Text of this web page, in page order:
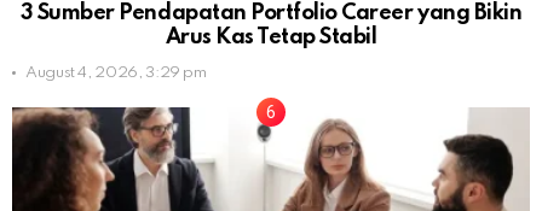
3 Sumber Pendapatan Portfolio Career yang Bikin
Arus Kas Tetap Stabil
August 4, 2026, 3:29 pm